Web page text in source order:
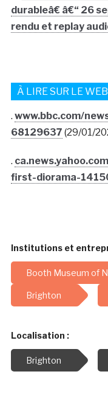
durableâ€ â€“ 26
rendu et replay
À LIRE SUR LE WEB
. www.bbc.com/
68129637 (29/01/
.
first-diorama-
Institutions et
Booth Museum of
Brighton
Localisation :
Brighton